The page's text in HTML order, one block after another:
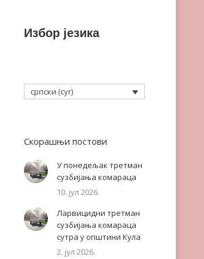
Избор језика
српски (cyr)
Скорашњи постови
У понедељак третман
сузбијања комараца
10. јул 2026.
Ларвицидни третман
сузбијања комараца
сутра у општини Кула
2. јул 2026.